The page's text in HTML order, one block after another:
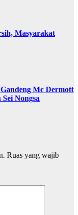
Masyarakat
Mc Dermott
Nongsa
Ruas yang wajib